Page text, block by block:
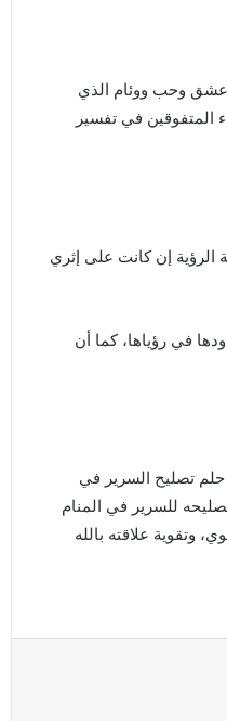
عشق وحب ووئام الذي
المتفوقين في تفسير
الرؤية إن كانت على إثري
في رؤياها، كما أن
حلم تصليح السرير في
للسرير في المنام
وتقوية علاقته بالله